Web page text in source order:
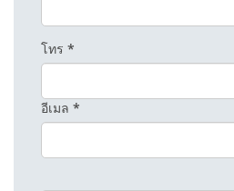
โทร *
อีเมล *